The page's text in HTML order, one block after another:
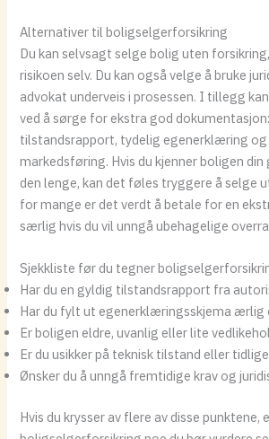
Alternativer til boligselgerforsikring
Du kan selvsagt selge bolig uten
risikoen selv. Du kan også velge å bruke
advokat underveis i prosessen. I tillegg
ved å sørge for ekstra god
tilstandsrapport, tydelig egenerklæring
markedsføring. Hvis du kjenner boligen
den lenge, kan det føles tryggere å selge
for mange er det verdt å betale for en
særlig hvis du vil unngå ubehagelige
Sjekkliste før du tegner
Har du en gyldig tilstandsrapport fra
Har du fylt ut egenerklæringsskjema ærlig
Er boligen eldre, uvanlig eller lite
Er du usikker på teknisk tilstand eller
Ønsker du å unngå fremtidige krav og
Hvis du krysser av flere av disse punktene,